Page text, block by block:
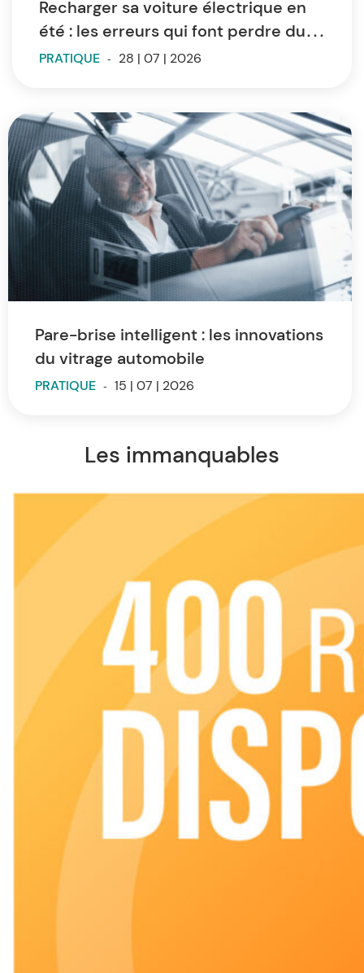
Recharger sa voiture électrique en
été : les erreurs qui font perdre du
temps et de l’autonomie
PRATIQUE - 28 | 07 | 2026
Pare-brise intelligent : les innovations
du vitrage automobile
PRATIQUE - 15 | 07 | 2026
Les immanquables